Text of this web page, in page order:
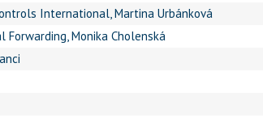
International, Martina Urbánková
Forwarding, Monika Cholenská